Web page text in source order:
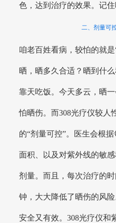
色，达到治疗的效果。记
二、剂量可
咱老百姓看病，较怕的就
晒，晒多久合适？晒到什
靠天吃饭。今天多云，晒
怕晒伤。而308光疗仪较人
的“剂量可控”。医生会根
面积、以及对紫外线的敏
剂量。而且，每次治疗的
钟，大大降低了晒伤的风险
安全又有效。308光疗仪和